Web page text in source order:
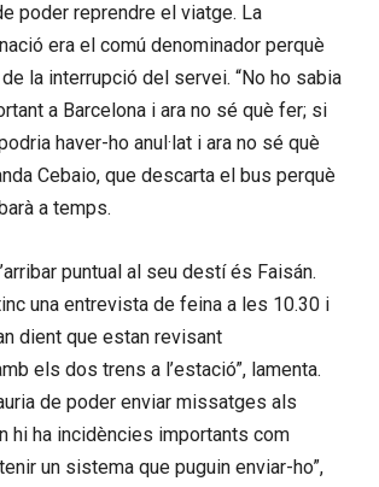
poder reprendre el viatge. La
era el comú denominador perquè
la interrupció del servei. “No ho sabia
a Barcelona i ara no sé què fer; si
haver-ho anul·lat i ara no sé què
Cebaio, que descarta el bus perquè
a temps.
puntual al seu destí és Faisán.
una entrevista de feina a les 10.30 i
dient que estan revisant
els dos trens a l’estació”, lamenta.
de poder enviar missatges als
hi ha incidències importants com
un sistema que puguin enviar-ho”,